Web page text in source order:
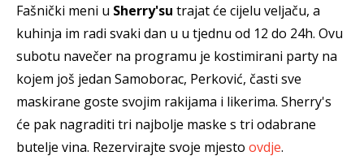
Fašnički meni u Sherry'su trajat će cijelu veljaču, a
kuhinja im radi svaki dan u u tjednu od 12 do 24h. Ovu
subotu navečer na programu je kostimirani party na
kojem još jedan Samoborac, Perković, časti sve
maskirane goste svojim rakijama i likerima. Sherry's
će pak nagraditi tri najbolje maske s tri odabrane
butelje vina. Rezervirajte svoje mjesto ovdje.